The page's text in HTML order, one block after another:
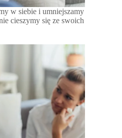
w siebie i umniejszamy
cieszymy się ze swoich